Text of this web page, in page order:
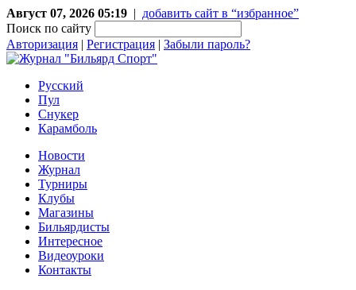
Август 07, 2026 05:19 | добавить сайт в “избранное”
Поиск по сайту
Авторизация | Регистрация | Забыли пароль?
Русский
Пул
Снукер
Карамболь
Новости
Журнал
Турниры
Клубы
Магазины
Бильярдисты
Интересное
Видеоуроки
Контакты